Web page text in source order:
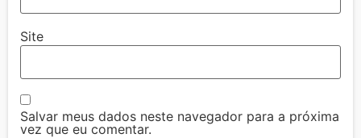
Site
Salvar meus dados neste navegador para a próxima
vez que eu comentar.